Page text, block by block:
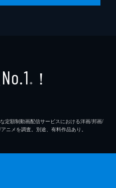
No.1 ※ ！
定額制動画配信サービスにおける洋画/邦画/
ニメを調査。別途、有料作品あり。